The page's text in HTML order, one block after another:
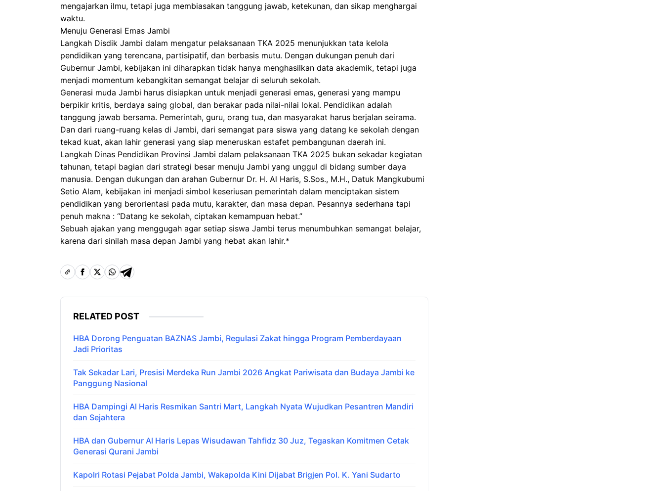
mengajarkan ilmu, tetapi juga membiasakan tanggung jawab, ketekunan, dan sikap menghargai
waktu.
Menuju Generasi Emas Jambi
Langkah Disdik Jambi dalam mengatur pelaksanaan TKA 2025 menunjukkan tata kelola
pendidikan yang terencana, partisipatif, dan berbasis mutu. Dengan dukungan penuh dari
Gubernur Jambi, kebijakan ini diharapkan tidak hanya menghasilkan data akademik, tetapi juga
menjadi momentum kebangkitan semangat belajar di seluruh sekolah.
Generasi muda Jambi harus disiapkan untuk menjadi generasi emas, generasi yang mampu
berpikir kritis, berdaya saing global, dan berakar pada nilai-nilai lokal. Pendidikan adalah
tanggung jawab bersama. Pemerintah, guru, orang tua, dan masyarakat harus berjalan seirama.
Dan dari ruang-ruang kelas di Jambi, dari semangat para siswa yang datang ke sekolah dengan
tekad kuat, akan lahir generasi yang siap meneruskan estafet pembangunan daerah ini.
Langkah Dinas Pendidikan Provinsi Jambi dalam pelaksanaan TKA 2025 bukan sekadar kegiatan
tahunan, tetapi bagian dari strategi besar menuju Jambi yang unggul di bidang sumber daya
manusia. Dengan dukungan dan arahan Gubernur Dr. H. Al Haris, S.Sos., M.H., Datuk Mangkubumi
Setio Alam, kebijakan ini menjadi simbol keseriusan pemerintah dalam menciptakan sistem
pendidikan yang berorientasi pada mutu, karakter, dan masa depan. Pesannya sederhana tapi
penuh makna : “Datang ke sekolah, ciptakan kemampuan hebat.”
Sebuah ajakan yang menggugah agar setiap siswa Jambi terus menumbuhkan semangat belajar,
karena dari sinilah masa depan Jambi yang hebat akan lahir.*
RELATED POST
HBA Dorong Penguatan BAZNAS Jambi, Regulasi Zakat hingga Program Pemberdayaan
Jadi Prioritas
Tak Sekadar Lari, Presisi Merdeka Run Jambi 2026 Angkat Pariwisata dan Budaya Jambi ke
Panggung Nasional
HBA Dampingi Al Haris Resmikan Santri Mart, Langkah Nyata Wujudkan Pesantren Mandiri
dan Sejahtera
HBA dan Gubernur Al Haris Lepas Wisudawan Tahfidz 30 Juz, Tegaskan Komitmen Cetak
Generasi Qurani Jambi
Kapolri Rotasi Pejabat Polda Jambi, Wakapolda Kini Dijabat Brigjen Pol. K. Yani Sudarto